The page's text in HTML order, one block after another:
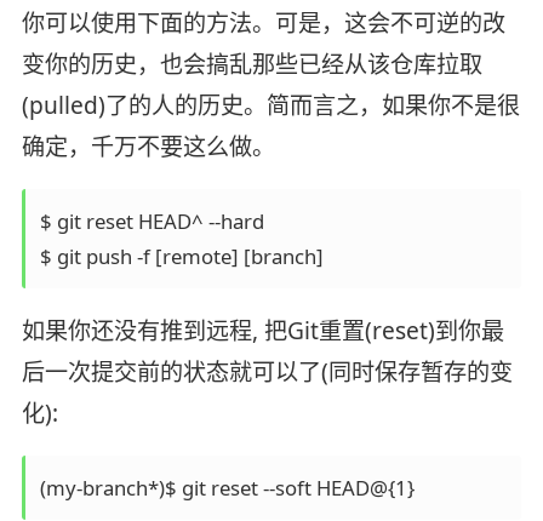
你可以使用下面的方法。可是，这会不可逆的改
变你的历史，也会搞乱那些已经从该仓库拉取
(pulled)了的人的历史。简而言之，如果你不是很
确定，千万不要这么做。
$ git reset HEAD^ --hard
如果你还没有推到远程, 把Git重置(reset)到你最
后一次提交前的状态就可以了(同时保存暂存的变
化):
(my-branch*)$ git reset --soft HEAD@{1}